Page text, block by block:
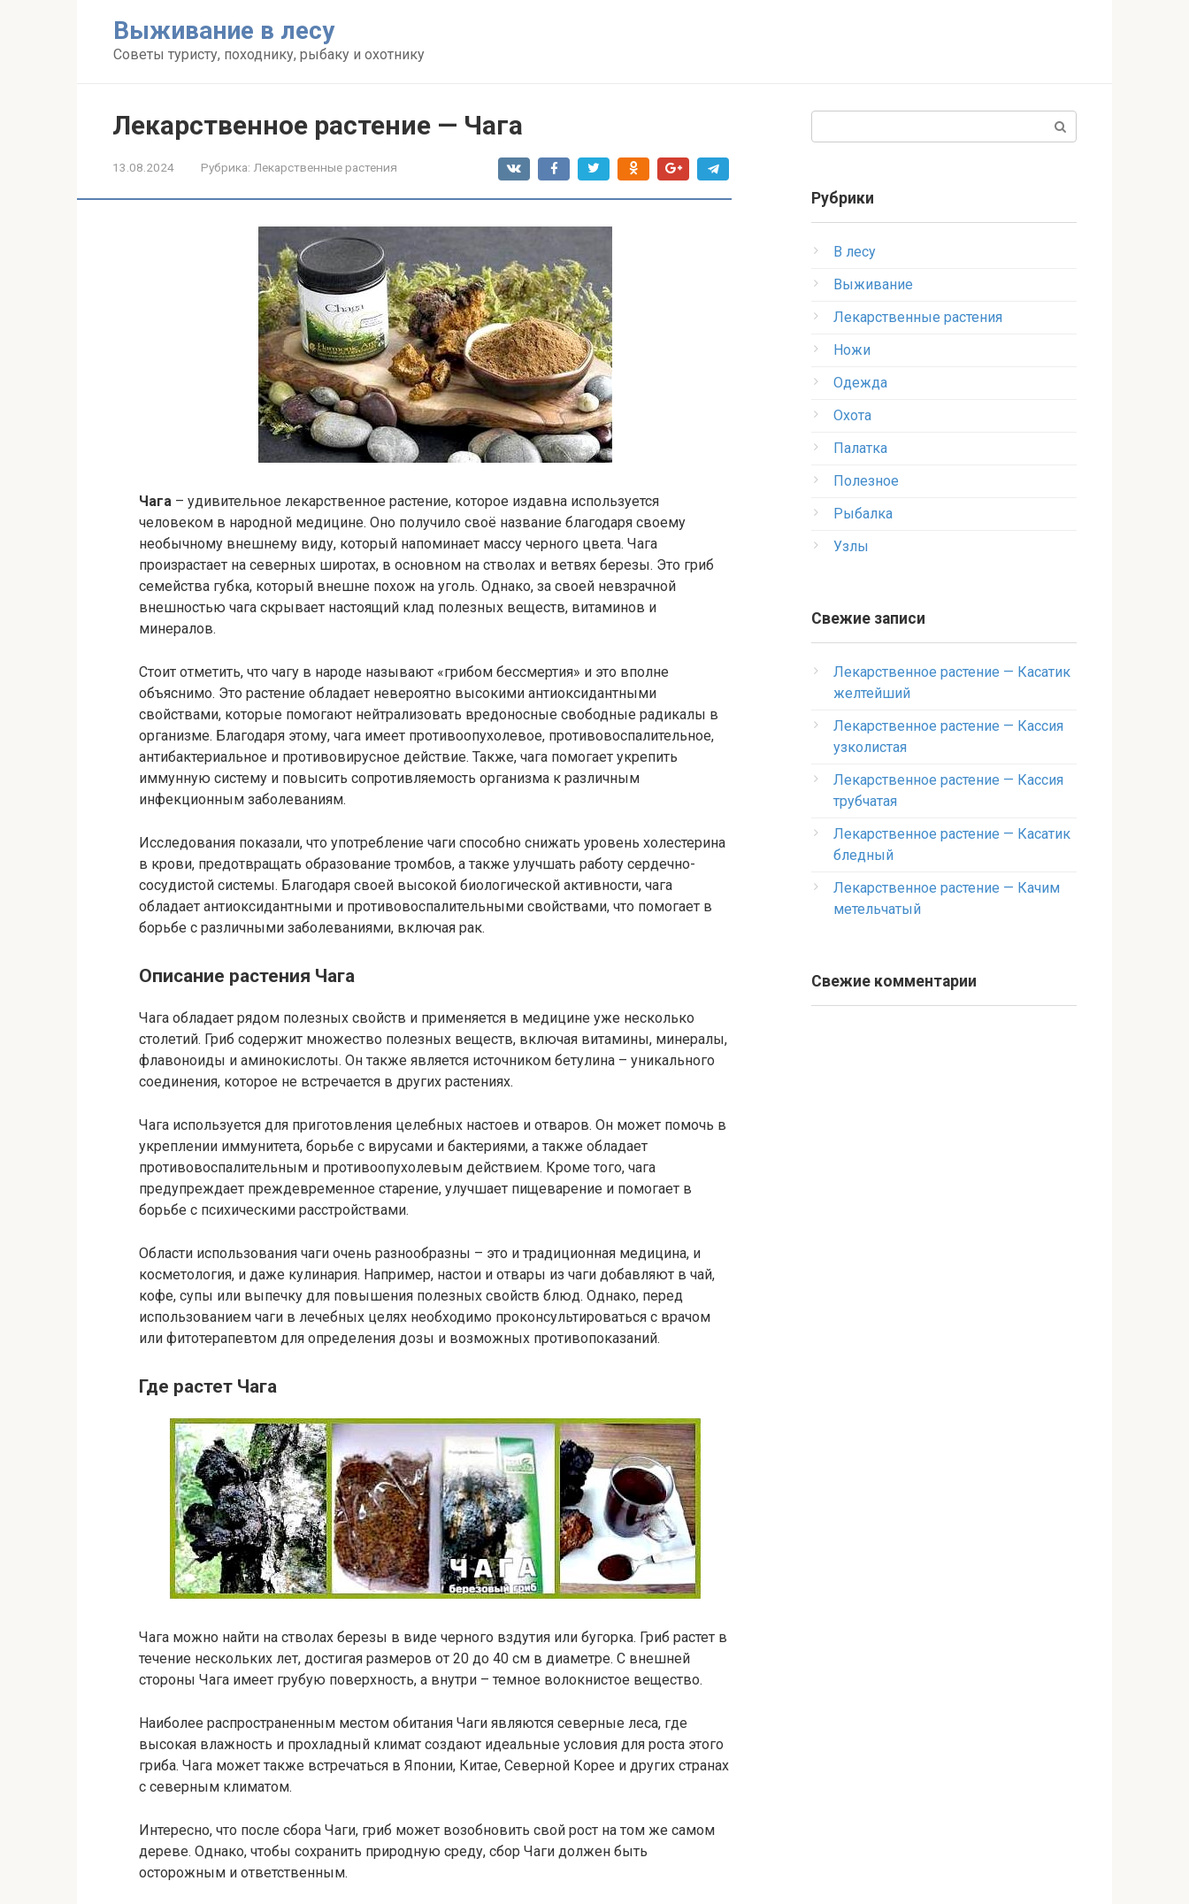
Выживание в лесу
Советы туристу, походнику, рыбаку и охотнику
Лекарственное растение — Чага
13.08.2024 Рубрика: Лекарственные растения
Чага – удивительное лекарственное растение, которое издавна используется
человеком в народной медицине. Оно получило своё название благодаря своему
необычному внешнему виду, который напоминает массу черного цвета. Чага
произрастает на северных широтах, в основном на стволах и ветвях березы. Это гриб
семейства губка, который внешне похож на уголь. Однако, за своей невзрачной
внешностью чага скрывает настоящий клад полезных веществ, витаминов и
минералов.
Стоит отметить, что чагу в народе называют «грибом бессмертия» и это вполне
объяснимо. Это растение обладает невероятно высокими антиоксидантными
свойствами, которые помогают нейтрализовать вредоносные свободные радикалы в
организме. Благодаря этому, чага имеет противоопухолевое, противовоспалительное,
антибактериальное и противовирусное действие. Также, чага помогает укрепить
иммунную систему и повысить сопротивляемость организма к различным
инфекционным заболеваниям.
Исследования показали, что употребление чаги способно снижать уровень холестерина
в крови, предотвращать образование тромбов, а также улучшать работу сердечно-
сосудистой системы. Благодаря своей высокой биологической активности, чага
обладает антиоксидантными и противовоспалительными свойствами, что помогает в
борьбе с различными заболеваниями, включая рак.
Описание растения Чага
Чага обладает рядом полезных свойств и применяется в медицине уже несколько
столетий. Гриб содержит множество полезных веществ, включая витамины, минералы,
флавоноиды и аминокислоты. Он также является источником бетулина – уникального
соединения, которое не встречается в других растениях.
Чага используется для приготовления целебных настоев и отваров. Он может помочь в
укреплении иммунитета, борьбе с вирусами и бактериями, а также обладает
противовоспалительным и противоопухолевым действием. Кроме того, чага
предупреждает преждевременное старение, улучшает пищеварение и помогает в
борьбе с психическими расстройствами.
Области использования чаги очень разнообразны – это и традиционная медицина, и
косметология, и даже кулинария. Например, настои и отвары из чаги добавляют в чай,
кофе, супы или выпечку для повышения полезных свойств блюд. Однако, перед
использованием чаги в лечебных целях необходимо проконсультироваться с врачом
или фитотерапевтом для определения дозы и возможных противопоказаний.
Где растет Чага
Чага можно найти на стволах березы в виде черного вздутия или бугорка. Гриб растет в
течение нескольких лет, достигая размеров от 20 до 40 см в диаметре. С внешней
стороны Чага имеет грубую поверхность, а внутри – темное волокнистое вещество.
Наиболее распространенным местом обитания Чаги являются северные леса, где
высокая влажность и прохладный климат создают идеальные условия для роста этого
гриба. Чага может также встречаться в Японии, Китае, Северной Корее и других странах
с северным климатом.
Интересно, что после сбора Чаги, гриб может возобновить свой рост на том же самом
дереве. Однако, чтобы сохранить природную среду, сбор Чаги должен быть
осторожным и ответственным.
Рубрики
В лесу
Выживание
Лекарственные растения
Ножи
Одежда
Охота
Палатка
Полезное
Рыбалка
Узлы
Свежие записи
Лекарственное растение — Касатик
желтейший
Лекарственное растение — Кассия
узколистая
Лекарственное растение — Кассия
трубчатая
Лекарственное растение — Касатик
бледный
Лекарственное растение — Качим
метельчатый
Свежие комментарии